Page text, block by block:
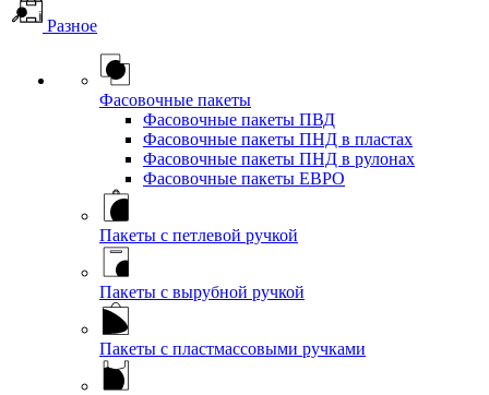
Разное
Фасовочные пакеты
Фасовочные пакеты ПВД
Фасовочные пакеты ПНД в пластах
Фасовочные пакеты ПНД в рулонах
Фасовочные пакеты ЕВРО
Пакеты с петлевой ручкой
Пакеты с вырубной ручкой
Пакеты с пластмассовыми ручками